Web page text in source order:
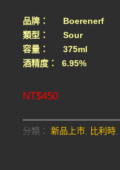
品牌： Boerenerf
類型： Sour
容量： 375ml
酒精度： 6.95%
NT$450
分類： 新品上市, 比利時,